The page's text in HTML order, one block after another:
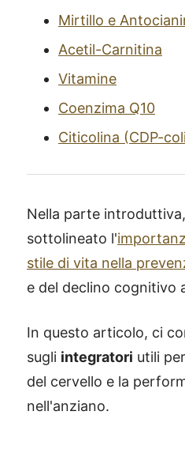
Mirtillo e
Acetil-Carnitina
Vitamine
Coenzima Q10
Citicolina (CDP-
Nella parte
sottolineato l'
stile di vita nella
e del declino cognitivo
In questo articolo, ci
sugli integratori utili
del cervello e la
nell'anziano.